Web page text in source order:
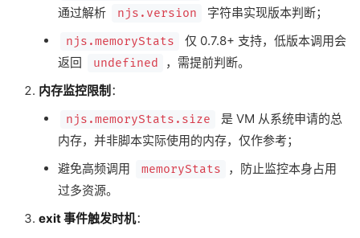
通过解析
njs.version 字符串实现版本判断；
njs.memoryStats
仅 0.7.8+ 支持，低版本调用会
返回
undefined
，需提前判断。
内存监控限制 ：
njs.memoryStats.size
是 VM 从系统申请的总
内存，并非脚本实际使用的内存，仅作参考；
避免高频调用
memoryStats
，防止监控本身占用
过多资源。
exit 事件触发时机：